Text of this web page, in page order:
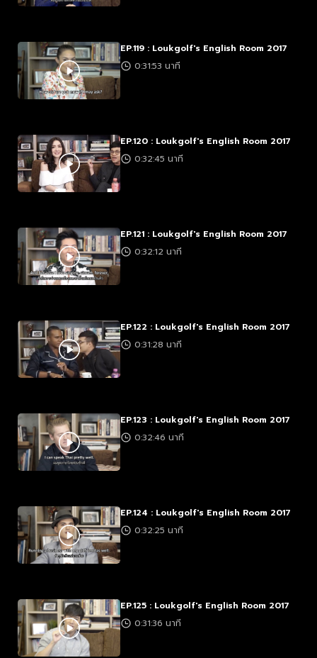
EP.119 : Loukgolf's English Room 2017
0:31:53 นาที
EP.120 : Loukgolf's English Room 2017
0:32:45 นาที
EP.121 : Loukgolf's English Room 2017
0:32:12 นาที
EP.122 : Loukgolf's English Room 2017
0:31:28 นาที
EP.123 : Loukgolf's English Room 2017
0:32:46 นาที
EP.124 : Loukgolf's English Room 2017
0:32:25 นาที
EP.125 : Loukgolf's English Room 2017
0:31:36 นาที